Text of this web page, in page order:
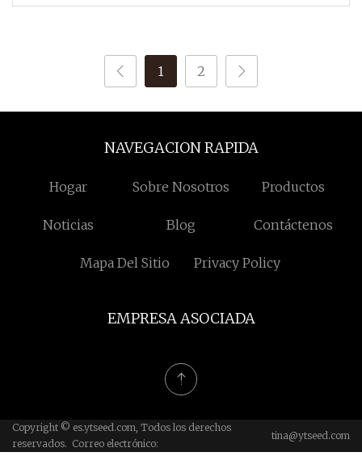
1 2
NAVEGACION RAPIDA
Hogar Sobre Nosotros Productos
Noticias Blog Contáctenos
Mapa Del Sitio Privacy Policy
EMPRESA ASOCIADA
Copyright © es.ytseed.com, Todos los derechos
reservados. Correo electrónico:
tina@ytseed.com